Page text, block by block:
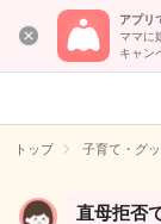
アプリ
ママに
キャン
トップ 子育て・グ
直母拒否